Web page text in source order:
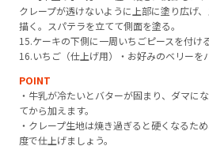
クレープが透けないように上部に塗り広げ
描く。スパテラを立てて側面を塗る。
15.ケーキの下側に一周いちごピースを付ける
16.いちご（仕上げ用）・お好みのベリーを
POINT
・牛乳が冷たいとバターが固まり、ダマに
てから加えます。
・クレープ生地は焼き過ぎると硬くなるた
度で仕上げましょう。